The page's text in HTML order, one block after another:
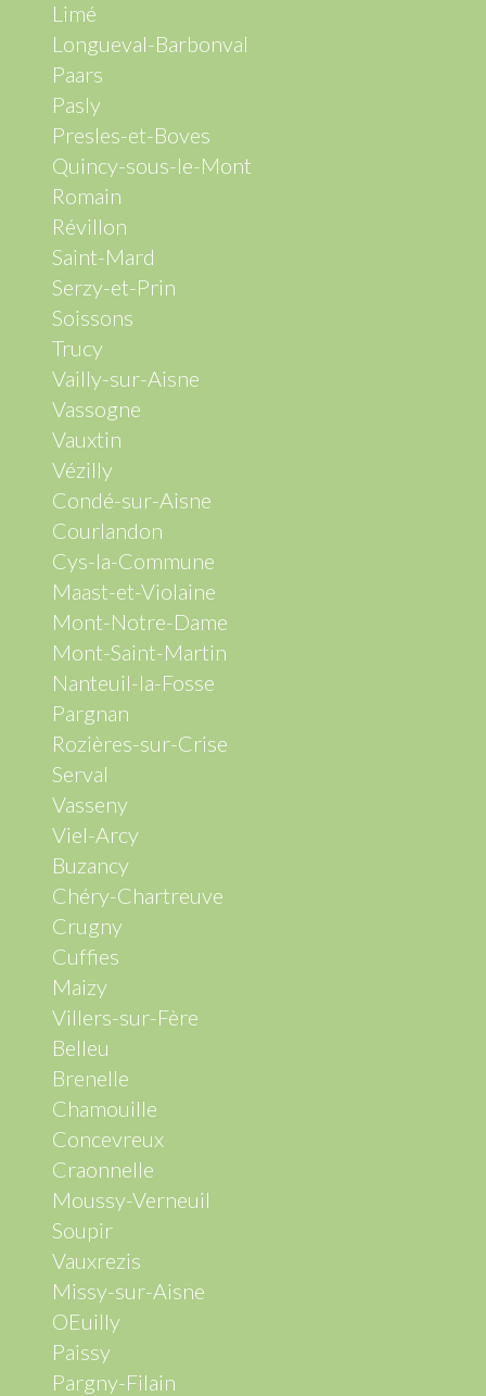
Limé
Longueval-Barbonval
Paars
Pasly
Presles-et-Boves
Quincy-sous-le-Mont
Romain
Révillon
Saint-Mard
Serzy-et-Prin
Soissons
Trucy
Vailly-sur-Aisne
Vassogne
Vauxtin
Vézilly
Condé-sur-Aisne
Courlandon
Cys-la-Commune
Maast-et-Violaine
Mont-Notre-Dame
Mont-Saint-Martin
Nanteuil-la-Fosse
Pargnan
Rozières-sur-Crise
Serval
Vasseny
Viel-Arcy
Buzancy
Chéry-Chartreuve
Crugny
Cuffies
Maizy
Villers-sur-Fère
Belleu
Brenelle
Chamouille
Concevreux
Craonnelle
Moussy-Verneuil
Soupir
Vauxrezis
Missy-sur-Aisne
OEuilly
Paissy
Pargny-Filain